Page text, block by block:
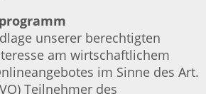
unserer berechtigten
am wirtschaftlichem
im Sinne des Art.
Teilnehmer des